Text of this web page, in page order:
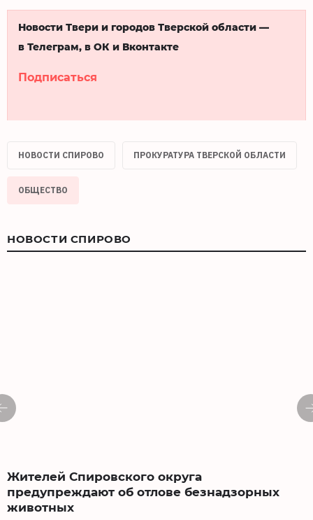
Новости Твери и городов Тверской области —
в Телеграм, в ОК и Вконтакте
Подписаться
НОВОСТИ СПИРОВО ПРОКУРАТУРА ТВЕРСКОЙ ОБЛАСТИ
ОБЩЕСТВО
НОВОСТИ СПИРОВО
Жителей Спировского округа
предупреждают об отлове безнадзорных
животных